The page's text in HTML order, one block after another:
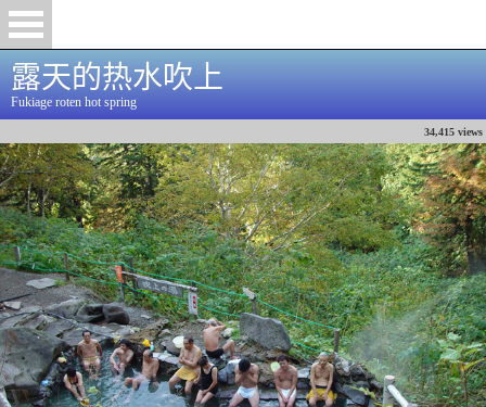
露天的热水吹上
Fukiage roten hot spring
34,415 views